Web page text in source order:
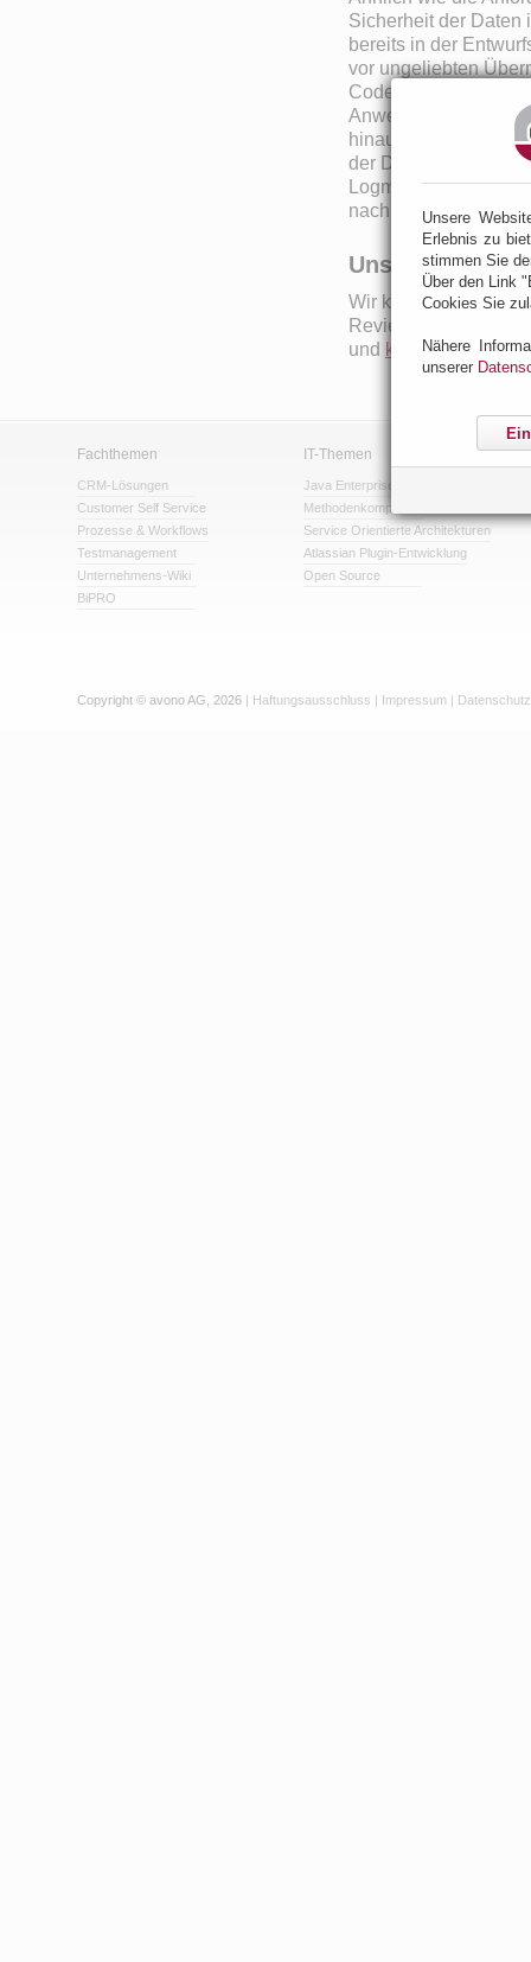
Sicherheit der Daten
bereits in der
vor ungeliebten
Code hinsichtlich
hinaus führen wir
der Daten zu
Logmechanismen.
nach der Analyse
Unser Angebot
Wir konnten schon
Reviewsituationen
und kontaktierenSie
Fachthemen
CRM-Lösungen
Customer Self Service
Prozesse & Workflows
Testmanagement
Unternehmens-Wiki
BiPRO
IT-Themen
Java Enterprise
Methodenkompetenz
Service Orientierte Architekturen
Atlassian Plugin-Entwicklung
Open Source
Copyright © avono AG, 2026 | Haftungsausschluss | Impressum | Datenschutz
Unsere
Erlebnis zu
stimmen Sie
Über den Link
Cookies Sie
Nähere
unserer